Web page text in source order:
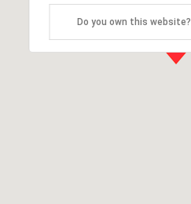
Do you own this website?